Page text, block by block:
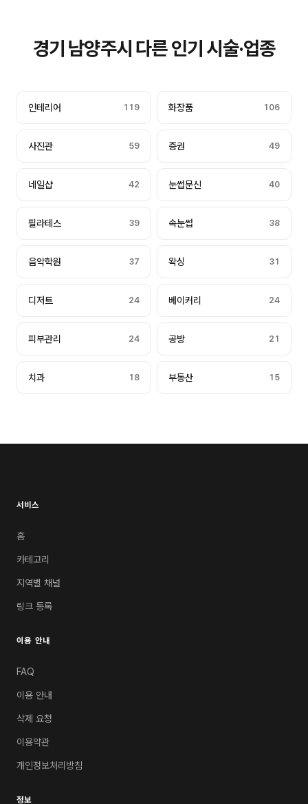
경기 남양주시 다른 인기 시술·업종
인테리어 119 화장품 106
사진관 59 증권 49
네일샵 42 눈썹문신 40
필라테스 39 속눈썹 38
음악학원 37 왁싱 31
디저트 24 베이커리 24
피부관리 24 공방 21
치과 18 부동산 15
서비스
홈
카테고리
지역별 채널
링크 등록
이용 안내
FAQ
이용 안내
삭제 요청
이용약관
개인정보처리방침
정보